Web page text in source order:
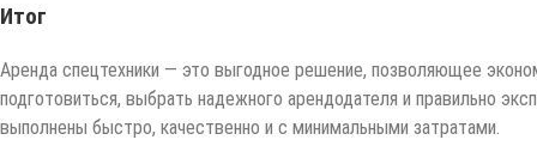
Итог
Аренда спецтехники — это выгодное решение, позволяющее
подготовиться, выбрать надежного арендодателя и правильно
выполнены быстро, качественно и с минимальными затратами.